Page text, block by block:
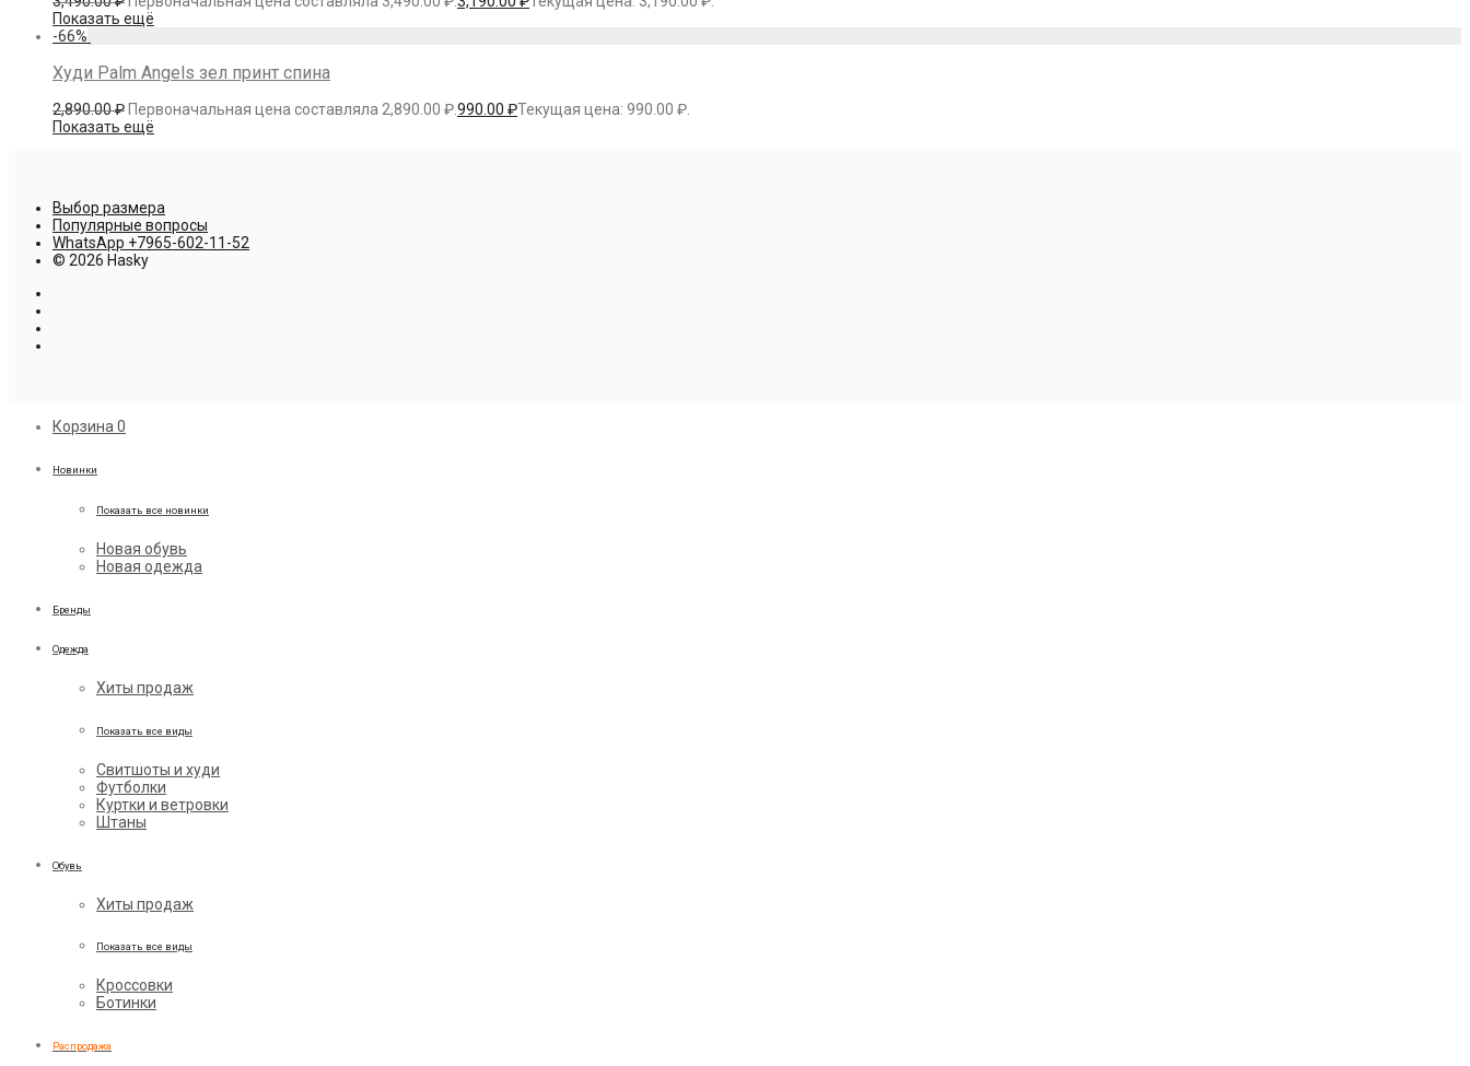
Показать ещё
-66%
Худи Palm Angels зел принт спина
2,890.00₽ Первоначальная цена составляла 2,890.00 ₽.990.00 ₽Текущая цена: 990.00 ₽.
Показать ещё
Выбор размера
Популярные вопросы
WhatsApp +7965-602-11-52
© 2026 Hasky
Корзина 0
Новинки
Показать все новинки
Новая обувь
Новая одежда
Бренды
Одежда
Хиты продаж
Показать все виды
Свитшоты и худи
Футболки
Куртки и ветровки
Штаны
Обувь
Хиты продаж
Показать все виды
Кроссовки
Ботинки
Распродажа